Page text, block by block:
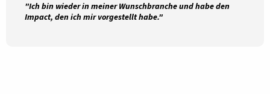
"Ich bin wieder in meiner Wunschbranche und habe den
Impact, den ich mir vorgestellt habe."